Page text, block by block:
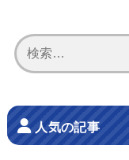
人気の記事